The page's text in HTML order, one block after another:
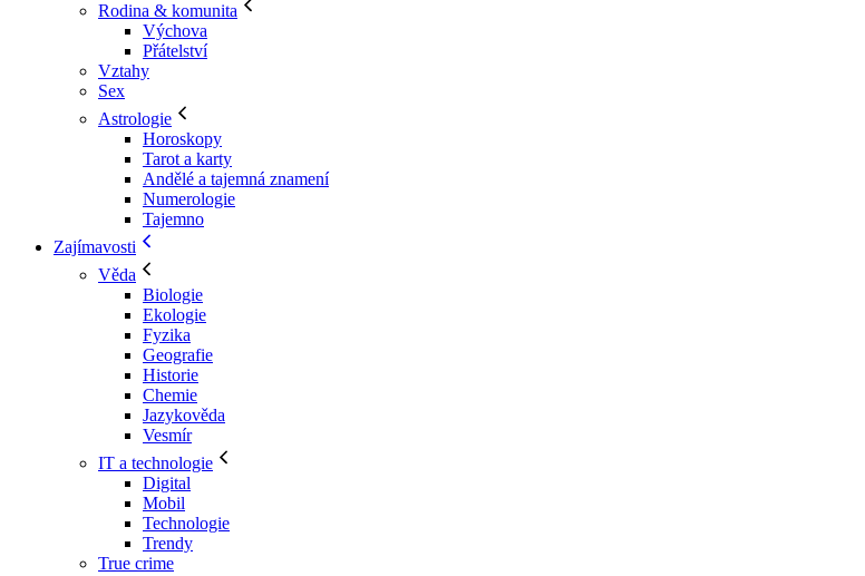
Rodina & komunita
Výchova
Přátelství
Vztahy
Sex
Astrologie
Horoskopy
Tarot a karty
Andělé a tajemná znamení
Numerologie
Tajemno
Zajímavosti
Věda
Biologie
Ekologie
Fyzika
Geografie
Historie
Chemie
Jazykověda
Vesmír
IT a technologie
Digital
Mobil
Technologie
Trendy
True crime